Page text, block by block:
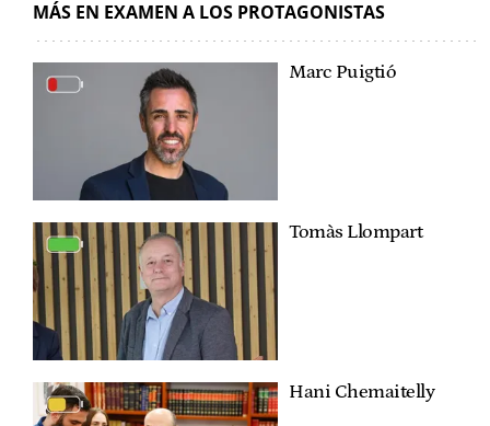
MÁS EN EXAMEN A LOS PROTAGONISTAS
Marc Puigtió
Tomàs Llompart
Hani Chemaitelly